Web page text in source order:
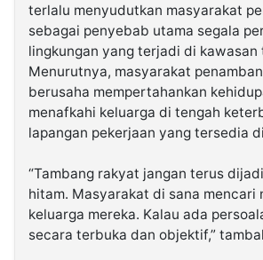
terlalu menyudutkan masyarakat
sebagai penyebab utama segala
lingkungan yang terjadi di kawasan
Menurutnya, masyarakat
berusaha mempertahankan
menafkahi keluarga di tengah
lapangan pekerjaan yang tersedia
‎“Tambang rakyat jangan terus
hitam. Masyarakat di sana mencari
keluarga mereka. Kalau ada
secara terbuka dan objektif,”